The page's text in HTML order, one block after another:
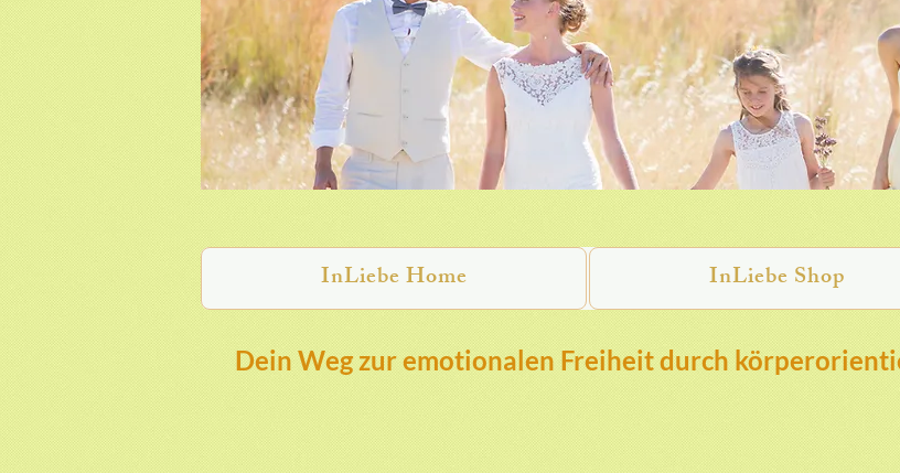
InLiebe Home InLiebe Shop
Dein Weg zur emotionalen Freiheit durch